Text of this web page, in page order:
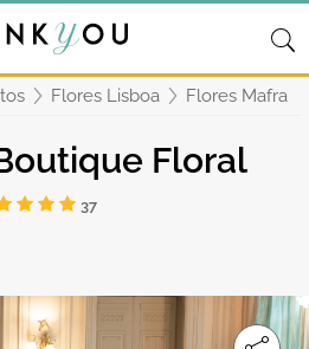
Flores Lisboa Flores Mafra
Floral
37